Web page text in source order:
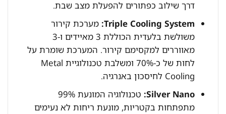
דרך שילוב כפתורים להפעלת מצב שבת.
Triple Cooling System: מערכת קירור
משולשת בלעדית הכוללת 3 מאיידים ו-3
מאווררים למקסימם קירור. המערכת שומרת על
לחות של כ-70% ומשלבת טכנולוגיית Metal
Cooling לחיסכון באנרגיה.
Silver Nano:
טכנולוגיה המונעת 99%
מתפתחות בקטריות, מונעת ריחות לא נעימים